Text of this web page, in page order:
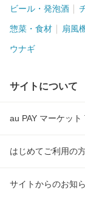
ビール・発泡酒
惣菜・食材 扇風
ウナギ
サイトについて
au PAY マーケット
はじめてご利用の
サイトからのお知